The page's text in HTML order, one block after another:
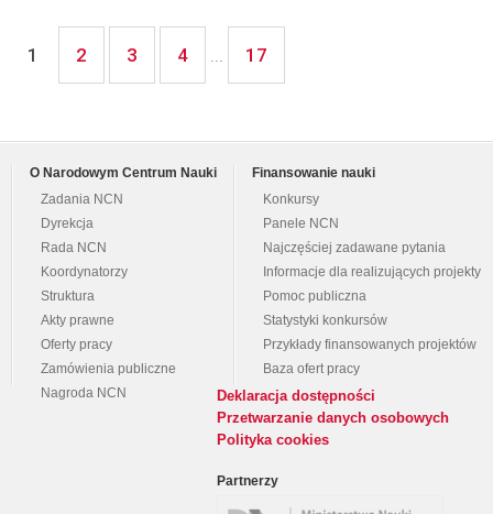
1 2 3 4 ... 17
O Narodowym Centrum Nauki
Zadania NCN
Dyrekcja
Rada NCN
Koordynatorzy
Struktura
Akty prawne
Oferty pracy
Zamówienia publiczne
Nagroda NCN
Finansowanie nauki
Konkursy
Panele NCN
Najczęściej zadawane pytania
Informacje dla realizujących projekty
Pomoc publiczna
Statystyki konkursów
Przykłady finansowanych projektów
Baza ofert pracy
Deklaracja dostępności
Przetwarzanie danych osobowych
Polityka cookies
Partnerzy